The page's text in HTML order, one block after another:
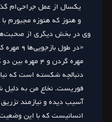
یکسال از عمل جراحی‌ام
و هنوز که هنوزه مجبورم
وی در بخش دیگری از
دنبالچه شکسته است که
فوریست. نخاع من به
آسیب دیده و نیازمند
انسانیست که با این